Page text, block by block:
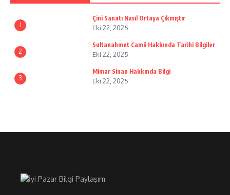
1
Çini Sanatı Nasıl Ortaya Çıkmıştır
Eki 22, 2025
2
Sultanahmet Camii Hakkında Tarihi Bilgiler
Eki 22, 2025
3
Mimar Sinan Hakkında Bilgi
Eki 22, 2025